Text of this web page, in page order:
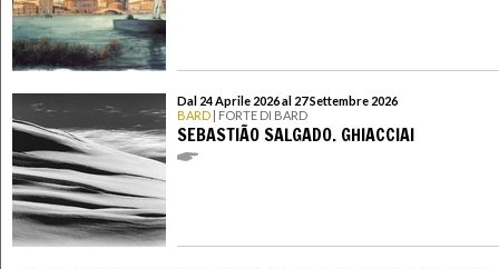
Dal 24 Aprile 2026 al 27 Settembre 2026
BARD | FORTE DI BARD
SEBASTIÃO SALGADO. GHIACCIAI